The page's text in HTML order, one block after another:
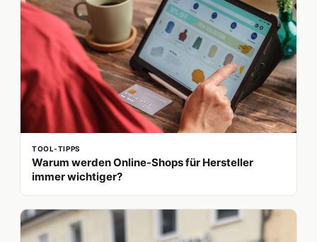
TOOL-TIPPS
Warum werden Online-Shops für Hersteller
immer wichtiger?